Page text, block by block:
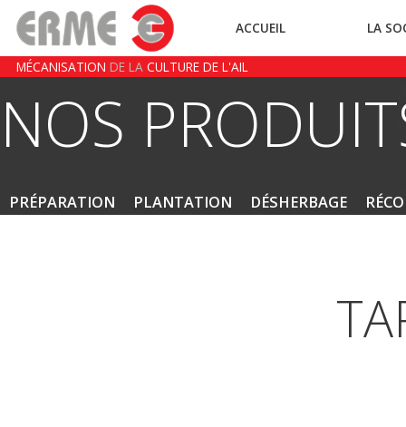
ACCUEIL LA
MÉCANISATION DE LA CULTURE DE L'AIL
NOS
PRÉPARATION PLANTATION DÉSHERBAGE